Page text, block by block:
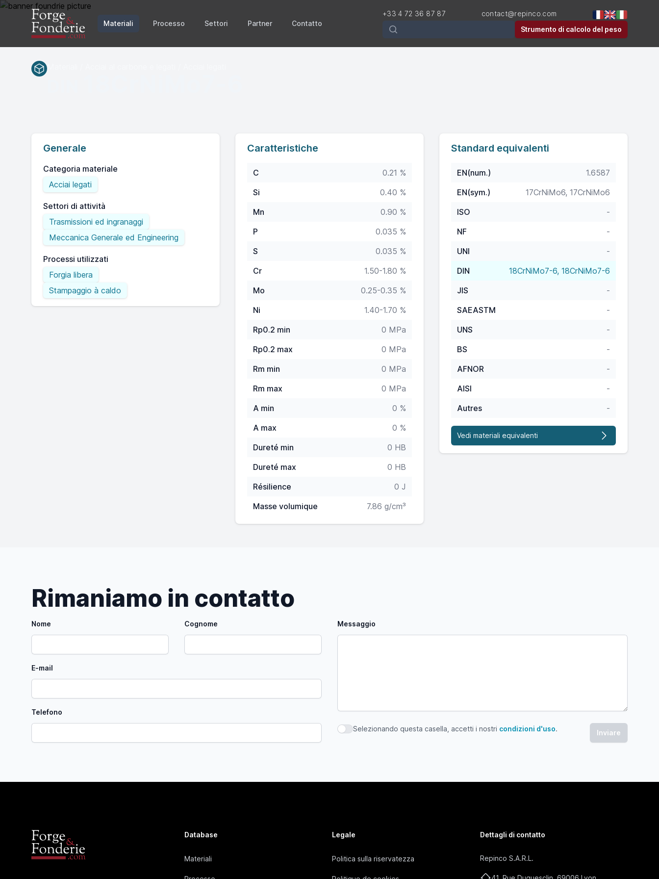
Materiali Processo Settori Partner Contatto
+33 4 72 36 87 87 contact@repinco.com
Rechercher Strumento di calcolo del peso
Generale
Categoria materiale
Acciai legati
Settori di attività
Trasmissioni ed ingranaggi
Meccanica Generale ed Engineering
Processi utilizzati
Forgia libera
Stampaggio à caldo
Caratteristiche
C
0.21 %
Si
0.40 %
Mn
0.90 %
P
0.035 %
S
0.035 %
Cr
1.50-1.80 %
Mo
0.25-0.35 %
Ni
1.40-1.70 %
Rp0.2 min
0 MPa
Rp0.2 max
0 MPa
Rm min
0 MPa
Rm max
0 MPa
A min
0 %
A max
0 %
Dureté min
0 HB
Dureté max
0 HB
Résilience
0 J
Masse volumique
7.86 g/cm³
Standard equivalenti
EN(num.)
1.6587
EN(sym.)
17CrNiMo6, 17CrNiMo6
ISO
-
NF
-
UNI
-
DIN
18CrNiMo7-6, 18CrNiMo7-6
JIS
-
SAEASTM
-
UNS
-
BS
-
AFNOR
-
AISI
-
Autres
-
Vedi materiali equivalenti
Rimaniamo in contatto
Nome Cognome
E-mail
Telefono
Messaggio
Selezionando questa casella, accetti i nostri condizioni d'uso
Selezionando questa casella, accetti i nostri condizioni d'uso.
Database
Materiali
Legale
Politica sulla riservatezza
Dettagli di contatto
Repinco S.A.R.L.